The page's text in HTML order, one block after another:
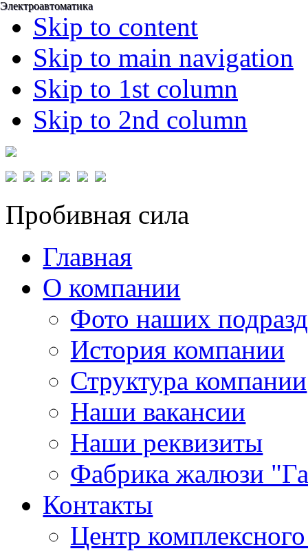
Skip to content
Skip to main navigation
Skip to 1st column
Skip to 2nd column
Электроавтоматика
Электроавтоматика
Пробивная сила
Главная
О компании
Фото наших
История компании
Структура компании
Наши вакансии
Наши реквизиты
Фабрика жалюзи
Контакты
Центр